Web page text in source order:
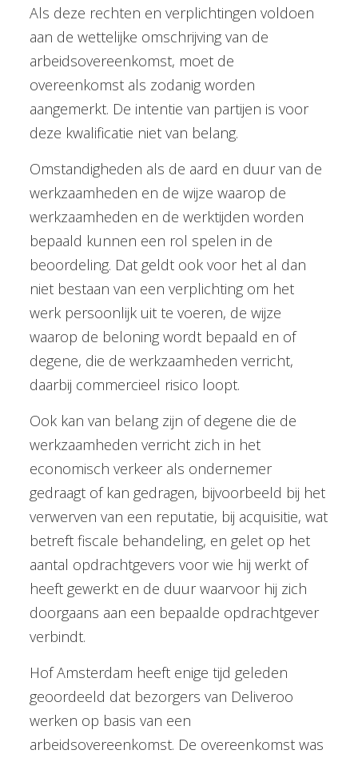
Als deze rechten en verplichtingen voldoen
aan de wettelijke omschrijving van de
arbeidsovereenkomst, moet de
overeenkomst als zodanig worden
aangemerkt. De intentie van partijen is voor
deze kwalificatie niet van belang.
Omstandigheden als de aard en duur van de
werkzaamheden en de wijze waarop de
werkzaamheden en de werktijden worden
bepaald kunnen een rol spelen in de
beoordeling. Dat geldt ook voor het al dan
niet bestaan van een verplichting om het
werk persoonlijk uit te voeren, de wijze
waarop de beloning wordt bepaald en of
degene, die de werkzaamheden verricht,
daarbij commercieel risico loopt.
Ook kan van belang zijn of degene die de
werkzaamheden verricht zich in het
economisch verkeer als ondernemer
gedraagt of kan gedragen, bijvoorbeeld bij het
verwerven van een reputatie, bij acquisitie, wat
betreft fiscale behandeling, en gelet op het
aantal opdrachtgevers voor wie hij werkt of
heeft gewerkt en de duur waarvoor hij zich
doorgaans aan een bepaalde opdrachtgever
verbindt.
Hof Amsterdam heeft enige tijd geleden
geoordeeld dat bezorgers van Deliveroo
werken op basis van een
arbeidsovereenkomst. De overeenkomst was